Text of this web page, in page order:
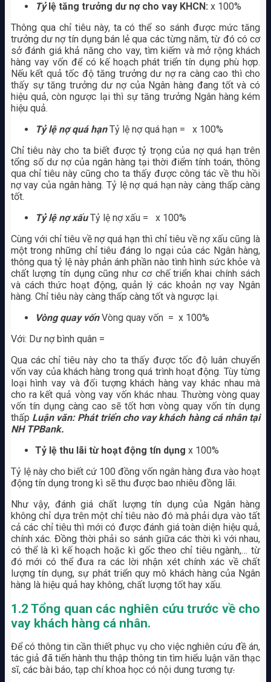
Tỷlệ tăng trưởng dư nợ cho vay KHCN: x 100%
Thông qua chỉ tiêu này, ta có thể so sánh được mức tăng
trưởng dư nợ tín dụng bán lẻ qua các từng năm, từ đó có cơ
sở đánh giá khả năng cho vay, tìm kiếm và mở rộng khách
hàng vay vốn để có kế hoạch phát triển tín dụng phù hợp.
Nếu kết quả tốc độ tăng trưởng dư nợ ra càng cao thì cho
thấy sự tăng trưởng dư nợ của Ngân hàng đang tốt và có
hiệu quả, còn ngược lại thì sự tăng trưởng Ngân hàng kém
hiệu quả.
Tỷ lệ nợ quá hạnTỷ lệ nợ quá hạn = x 100%
Chỉ tiêu này cho ta biết được tỷ trọng của nợ quá hạn trên
tổng số dư nợ của ngân hàng tại thời điểm tính toán, thông
qua chỉ tiêu này cũng cho ta thấy được công tác về thu hồi
nợ vay của ngân hàng. Tỷ lệ nợ quá hạn này càng thấp càng
tốt.
Tỷ lệ nợ xấuTỷ lệ nợ xấu = x 100%
Cùng với chỉ tiêu về nợ quá hạn thì chỉ tiêu về nợ xấu cũng là
một trong những chỉ tiêu đáng lo ngại của các Ngân hàng,
thông qua tỷ lệ này phản ánh phần nào tình hình sức khỏe và
chất lượng tín dụng cũng như cơ chế triển khai chính sách
và cách thức hoạt động, quản lý các khoản nợ vay Ngân
hàng. Chỉ tiêu này càng thấp càng tốt và ngược lại.
Vòng quay vốnVòng quay vốn = x 100%
Với: Dư nợ bình quân =
Qua các chỉ tiêu này cho ta thấy được tốc độ luân chuyển
vốn vay của khách hàng trong quá trình hoạt động. Tùy từng
loại hình vay và đối tượng khách hàng vay khác nhau mà
cho ra kết quả vòng vay vốn khác nhau. Thường vòng quay
vốn tín dụng càng cao sẽ tốt hơn vòng quay vốn tín dụng
thấp Luận văn: Phát triển cho vay khách hàng cá nhân tại
NH TPBank.
Tỷ lệ thu lãi từ hoạt động tín dụng x 100%
Tỷ lệ này cho biết cứ 100 đồng vốn ngân hàng đưa vào hoạt
động tín dụng trong kì sẽ thu được bao nhiêu đồng lãi.
Như vậy, đánh giá chất lượng tín dụng của Ngân hàng
không chỉ dựa trên một chỉ tiêu nào đó mà phải dựa vào tất
cả các chỉ tiêu thì mới có được đánh giá toàn diện hiệu quả,
chính xác. Đồng thời phải so sánh giữa các thời kì với nhau,
có thể là kì kế hoạch hoặc kì gốc theo chỉ tiêu ngành,… từ
đó mới có thể đưa ra các lời nhận xét chính xác về chất
lượng tín dụng, sự phát triển quy mô khách hàng của Ngân
hàng là hiệu quả hay không, chất lượng tốt hay xấu.
1.2 Tổng quan các nghiên cứu trước về cho
vay khách hàng cá nhân.
Để có thông tin cần thiết phục vụ cho việc nghiên cứu đề án,
tác giả đã tiến hành thu thập thông tin tìm hiểu luận văn thạc
sĩ, các bài báo, tạp chí khoa học có nội dung tương tự.